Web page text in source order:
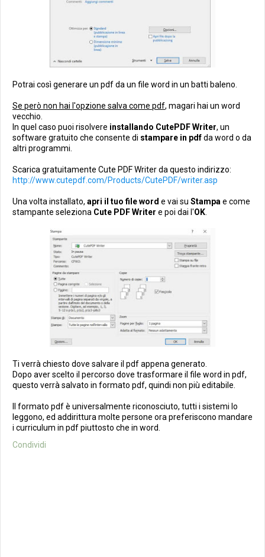
Potrai così generare un pdf da un file word in un batti baleno.
Se però non hai l'opzione salva come pdf, magari hai un word
vecchio.
In quel caso puoi risolvere installando CutePDF Writer, un
software gratuito che consente di stampare in pdfda word o da
altri programmi.
Scarica gratuitamente Cute PDF Writer da questo indirizzo:
http://www.cutepdf.com/Products/CutePDF/writer.asp
Una volta installato, apri il tuo file word e vai su Stampae come
stampante seleziona Cute PDF Writer e poi dai l'OK.
Ti verrà chiesto dove salvare il pdf appena generato.
Dopo aver scelto il percorso dove trasformare il file word in pdf,
questo verrà salvato in formato pdf, quindi non più editabile.
Il formato pdf è universalmente riconosciuto, tutti i sistemi lo
leggono, ed addirittura molte persone ora preferiscono mandare
i curriculum in pdf piuttosto che in word.
Condividi